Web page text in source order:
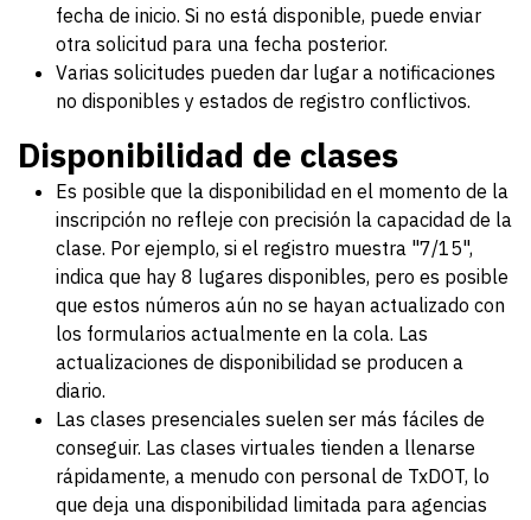
fecha de inicio. Si no está disponible, puede enviar
otra solicitud para una fecha posterior.
Varias solicitudes pueden dar lugar a notificaciones
no disponibles y estados de registro conflictivos.
Disponibilidad de clases
Es posible que la disponibilidad en el momento de la
inscripción no refleje con precisión la capacidad de la
clase. Por ejemplo, si el registro muestra "7/15",
indica que hay 8 lugares disponibles, pero es posible
que estos números aún no se hayan actualizado con
los formularios actualmente en la cola. Las
actualizaciones de disponibilidad se producen a
diario.
Las clases presenciales suelen ser más fáciles de
conseguir. Las clases virtuales tienden a llenarse
rápidamente, a menudo con personal de TxDOT, lo
que deja una disponibilidad limitada para agencias